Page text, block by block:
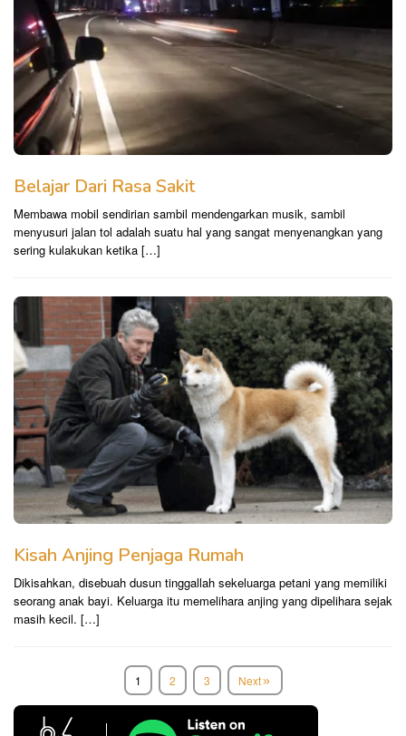
Belajar Dari Rasa Sakit
Membawa mobil sendirian sambil mendengarkan musik, sambil
menyusuri jalan tol adalah suatu hal yang sangat menyenangkan yang
sering kulakukan ketika […]
Kisah Anjing Penjaga Rumah
Dikisahkan, disebuah dusun tinggallah sekeluarga petani yang memiliki
seorang anak bayi. Keluarga itu memelihara anjing yang dipelihara sejak
masih kecil. […]
1 2 3 Next